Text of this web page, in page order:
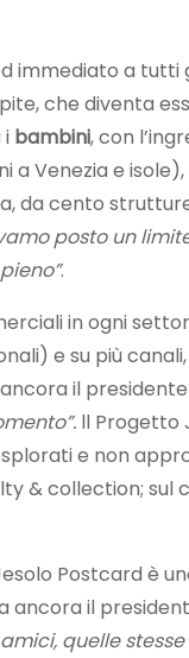
a tutti
che diventa
i bambini, con
Venezia e
da cento
posto un
.
in ogni
e su più
il
ll Progetto
e non
& collection;
Postcard è
ancora il
quelle